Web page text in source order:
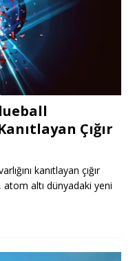
Çığır
kanıtlayan çığır
altı dünyadaki yeni